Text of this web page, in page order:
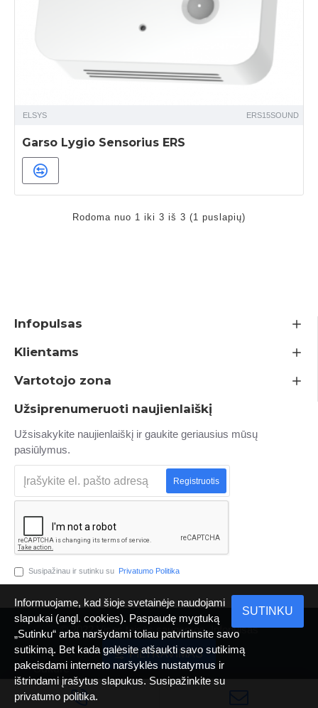
ELSYS ERS15SOUND
Garso Lygio Sensorius ERS
Rodoma nuo 1 iki 3 iš 3 (1 puslapių)
Infopulsas
Klientams
Vartotojo zona
Užsiprenumeruoti naujienlaiškį
Užsisakykite naujienlaiškį ir gaukite geriausius mūsų
pasiūlymus.
Registruotis
Susipažinau ir sutinku su Privatumo Politika
© 2022 Visos teisės saugomos. Infopulsas
Sukurė
INFOPULSAS
MARKETING
SUTINKU
Informuojame, kad šioje svetainėje naudojami
slapukai (angl. cookies). Paspaudę mygtuką
„Sutinku“ arba naršydami toliau patvirtinsite savo
sutikimą. Bet kada galėsite atšaukti savo sutikimą
pakeisdami interneto naršyklės nustatymus ir
ištrindami įrašytus slapukus. Susipažinkite su
privatumo politika.
FILTRAVIMAS